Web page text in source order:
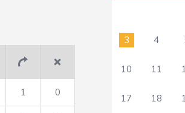
1 0
3 4
10 11
17 18